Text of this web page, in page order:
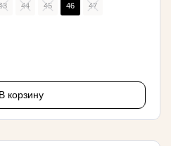
44 45 46 47
В корзину